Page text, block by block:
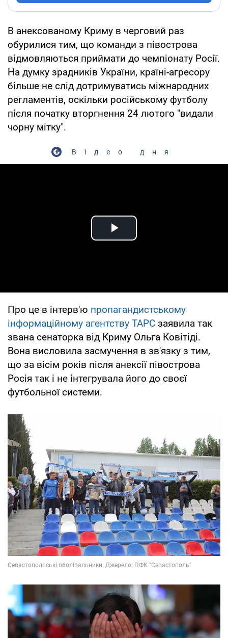
В анексованому Криму в черговий раз
обурилися тим, що команди з півострова
відмовляються приймати до чемпіонату Росії.
На думку зрадників України, країні-агресору
більше не слід дотримуватись міжнародних
регламентів, оскільки російському футболу
після початку вторгнення 24 лютого "видали
чорну мітку".
Відео дня
Play Video
Про це в інтерв'ю пропагандистському
інформаційному агентству ТАРС заявила так
звана сенаторка від Криму Ольга Ковітіді.
Вона висловила засмучення в зв'язку з тим,
що за вісім років після анексії півострова
Росія так і не інтегрувала його до своєї
футбольної системи.